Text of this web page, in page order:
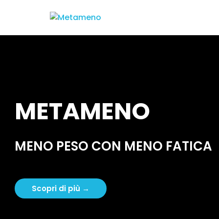
METAMENO
MENO PESO CON MENO FATICA
Scopri di più →